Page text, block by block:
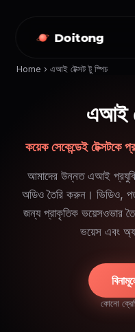
Doitong
Home › এআই টেক্সট টু স্পিচ
এআই
কয়েক সেকেন্ডেই টেক্সটকে
আমাদের উন্নত এআই
অডিও তৈরি করুন। ভিডিও,
জন্য প্রাকৃতিক ভয়েসওভার
ভয়েস এবং
কোনো